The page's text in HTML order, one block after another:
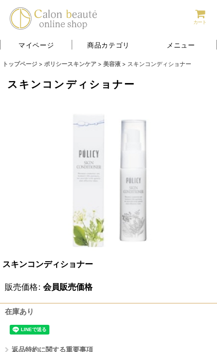
カート
マイページ 商品カテゴリ メニュー
トップページ > ポリシースキンケア > 美容液 > スキンコンディショナー
スキンコンディショナー
スキンコンディショナー
販売価格: 会員販売価格
在庫あり
返品特約に関する重要事項